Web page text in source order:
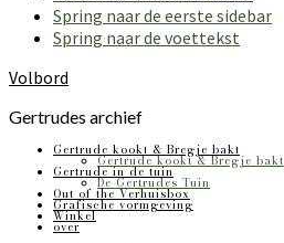
Spring naar de eerste sidebar
Spring naar de voettekst
Volbord
Gertrudes archief
Gertrude kookt & Bregje bakt
Gertrude kookt & Bregje bakt
Gertrude in de tuin
De Gertrudes Tuin
Out of the Verhuisbox
Grafische vormgeving
Winkel
over